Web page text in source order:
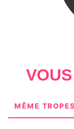
MÊME TROPES